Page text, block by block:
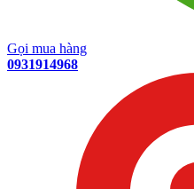
Gọi mua hàng
0931914968